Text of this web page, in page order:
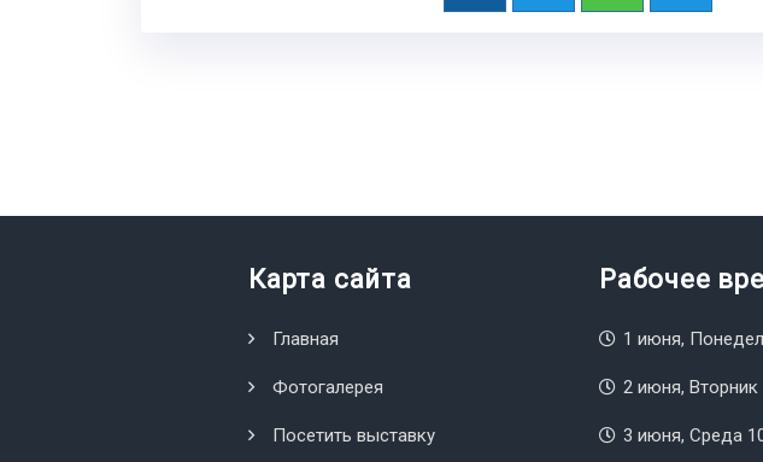
Карта сайта
Главная
Фотогалерея
Посетить выставку
Рабочее
1 июня,
2 июня, Вторник
3 июня, Среда